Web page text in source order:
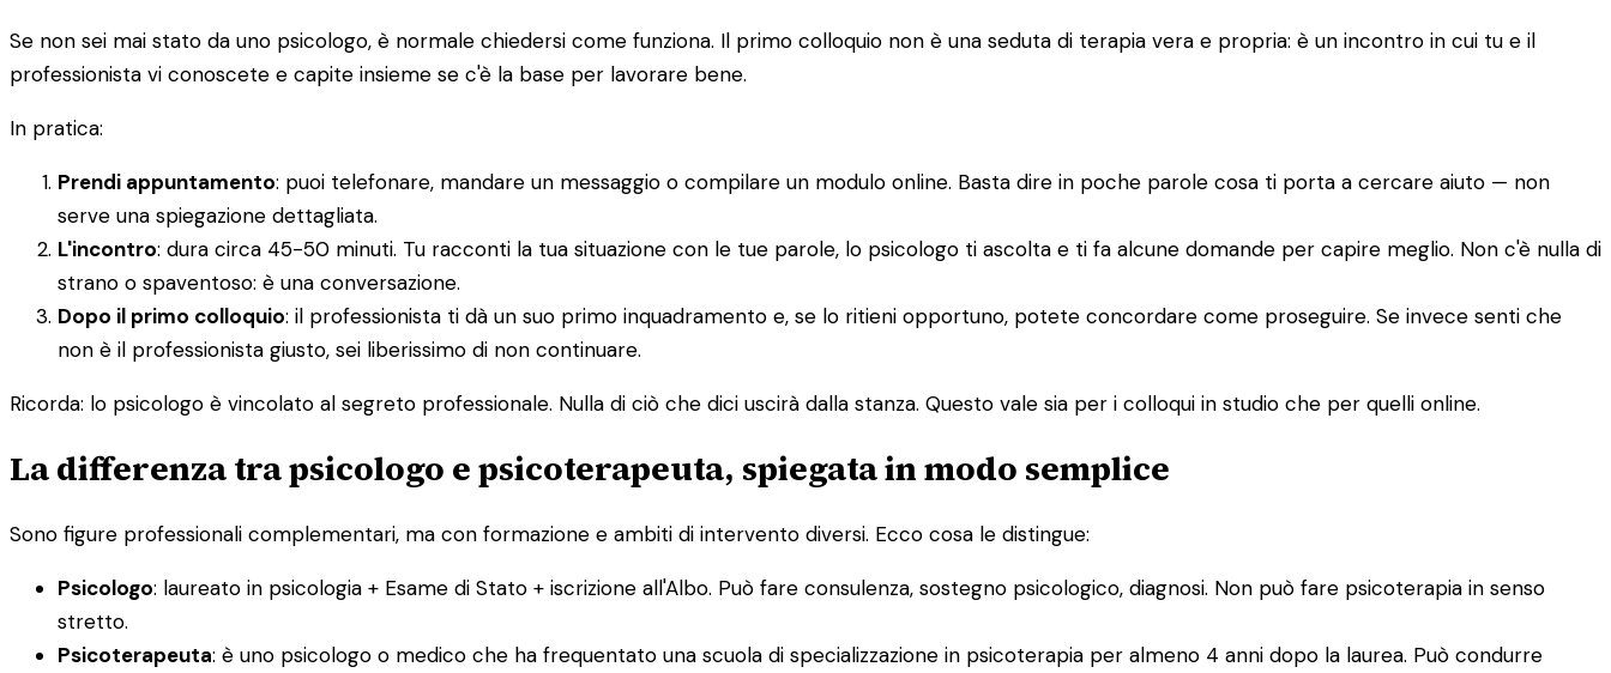
Se non sei mai stato da uno psicologo, è normale chiedersi come funziona. Il primo colloquio non è una seduta di terapia vera e propria: è un incontro in cui tu e il
professionista vi conoscete e capite insieme se c'è la base per lavorare bene.
In pratica:
Prendi appuntamento: puoi telefonare, mandare un messaggio o compilare un modulo online. Basta dire in poche parole cosa ti porta a cercare aiuto — non
serve una spiegazione dettagliata.
L'incontro: dura circa 45-50 minuti. Tu racconti la tua situazione con le tue parole, lo psicologo ti ascolta e ti fa alcune domande per capire meglio. Non c'è nulla di
strano o spaventoso: è una conversazione.
Dopo il primo colloquio: il professionista ti dà un suo primo inquadramento e, se lo ritieni opportuno, potete concordare come proseguire. Se invece senti che
non è il professionista giusto, sei liberissimo di non continuare.
Ricorda: lo psicologo è vincolato al segreto professionale. Nulla di ciò che dici uscirà dalla stanza. Questo vale sia per i colloqui in studio che per quelli online.
La differenza tra psicologo e psicoterapeuta, spiegata in modo semplice
Sono figure professionali complementari, ma con formazione e ambiti di intervento diversi. Ecco cosa le distingue:
Psicologo: laureato in psicologia + Esame di Stato + iscrizione all'Albo. Può fare consulenza, sostegno psicologico, diagnosi. Non può fare psicoterapia in senso
stretto.
Psicoterapeuta: è uno psicologo o medico che ha frequentato una scuola di specializzazione in psicoterapia per almeno 4 anni dopo la laurea. Può condurre